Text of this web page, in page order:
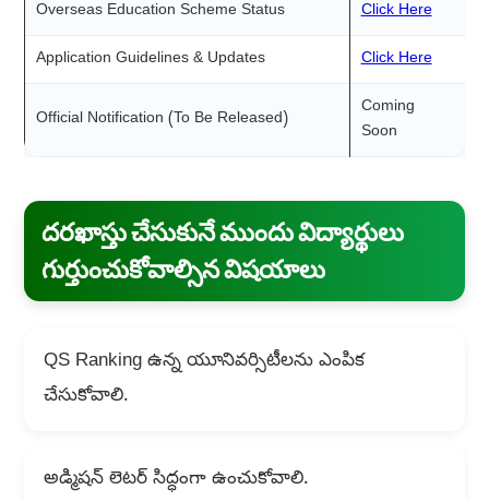
Overseas Education Scheme Status Click Here
Application Guidelines & Updates Click Here
Official Notification (To Be Released)
Coming
Soon
దరఖాస్తు చేసుకునే ముందు విద్యార్థులు
గుర్తుంచుకోవాల్సిన విషయాలు
QS Ranking ఉన్న యూనివర్సిటీలను ఎంపిక
చేసుకోవాలి.
అడ్మిషన్ లెటర్ సిద్ధంగా ఉంచుకోవాలి.